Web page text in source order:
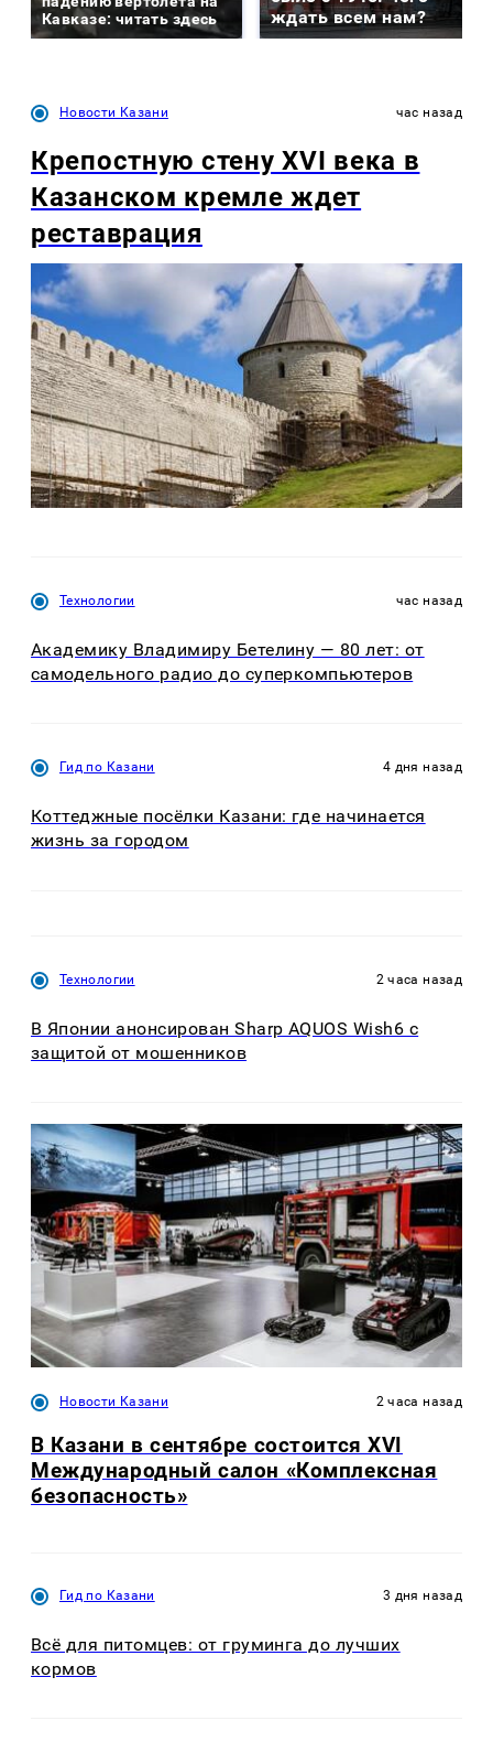
Кавказе: читать здесь
ждать всем нам?
Новости Казани час назад
Крепостную стену XVI века в
Казанском кремле ждет
реставрация
Технологии час назад
Академику Владимиру Бетелину — 80 лет: от
самодельного радио до суперкомпьютеров
Гид по Казани 4 дня назад
Коттеджные посёлки Казани: где начинается
жизнь за городом
Технологии 2 часа назад
В Японии анонсирован Sharp AQUOS Wish6 с
защитой от мошенников
Новости Казани 2 часа назад
В Казани в сентябре состоится XVI
Международный салон «Комплексная
безопасность»
Гид по Казани 3 дня назад
Всё для питомцев: от груминга до лучших
кормов